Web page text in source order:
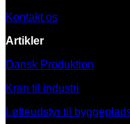
Kontakt os
Artikler
Dansk Produktion
Kran til industri
Løfteudstyr til